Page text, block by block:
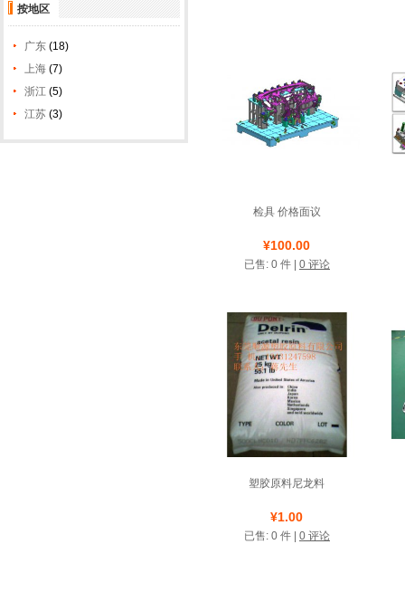
按地区
广东 (18)
上海 (7)
浙江 (5)
江苏 (3)
检具 价格面议
店铺名称: 瀚氏模具成型
系统默认
¥100.00
已售: 0 件 | 0 评论
塑胶原料尼龙料
店铺名称: 顺源塑胶原料
测试类店铺
¥1.00
已售: 0 件 | 0 评论